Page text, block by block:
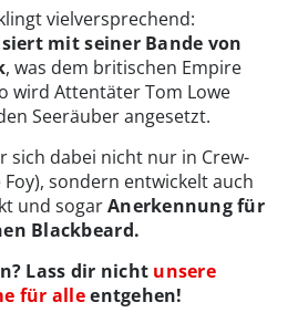
vielversprechend:
mit seiner Bande von
, was dem britischen Empire
wird Attentäter Tom Lowe
Seeräuber angesetzt.
sich dabei nicht nur in Crew-
sondern entwickelt auch
und sogarAnerkennung für
Blackbeard.
Lass dir nicht unsere
für alleentgehen!